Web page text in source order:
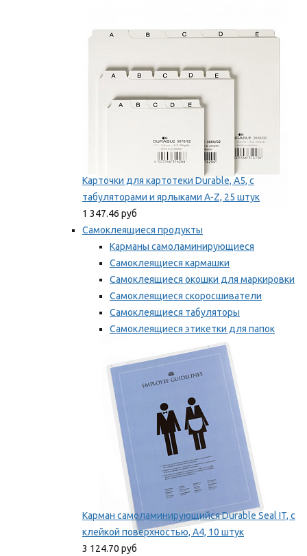
Карточки для картотеки Durable, A5, с
табуляторами и ярлыками A-Z, 25 штук
1 347.46 руб
Самоклеящиеся продукты
Карманы самоламинирующиеся
Самоклеящиеся кармашки
Самоклеящиеся окошки для маркировки
Самоклеящиеся скоросшиватели
Самоклеящиеся табуляторы
Самоклеящиеся этикетки для папок
Таблички для маркировки
Мы рекомендуем
Карман самоламинирующийся Durable Seal IT, с
клейкой поверхностью, A4, 10 штук
3 124.70 руб